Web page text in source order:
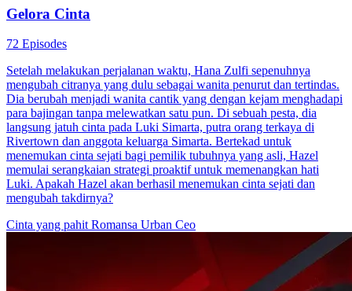
Gelora Cinta
72 Episodes
Setelah melakukan perjalanan waktu, Hana Zulfi sepenuhnya
mengubah citranya yang dulu sebagai wanita penurut dan tertindas.
Dia berubah menjadi wanita cantik yang dengan kejam menghadapi
para bajingan tanpa melewatkan satu pun. Di sebuah pesta, dia
langsung jatuh cinta pada Luki Simarta, putra orang terkaya di
Rivertown dan anggota keluarga Simarta. Bertekad untuk
menemukan cinta sejati bagi pemilik tubuhnya yang asli, Hazel
memulai serangkaian strategi proaktif untuk memenangkan hati
Luki. Apakah Hazel akan berhasil menemukan cinta sejati dan
mengubah takdirnya?
Cinta yang pahit Romansa Urban Ceo